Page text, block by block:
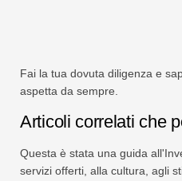
Fai la tua dovuta diligenza e
aspetta da sempre.
Articoli correlati che
Questa è stata una guida
servizi offerti, alla cultura, agli